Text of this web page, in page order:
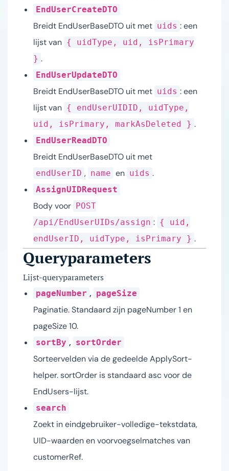
EndUserCreateDTO
Breidt EndUserBaseDTO uit met uids : een
lijst van { uidType, uid, isPrimary
} .
EndUserUpdateDTO
Breidt EndUserBaseDTO uit met uids : een
lijst van { endUserUIDID, uidType,
uid, isPrimary, markAsDeleted } .
EndUserReadDTO
Breidt EndUserBaseDTO uit met
endUserID , name en uids .
AssignUIDRequest
Body voor
POST
/api/EndUserUIDs/assign : { uid,
endUserID, uidType, isPrimary } .
Queryparameters
Lijst-queryparameters
pageNumber , pageSize
Paginatie. Standaard zijn pageNumber 1 en
pageSize 10.
sortBy , sortOrder
Sorteervelden via de gedeelde ApplySort-
helper. sortOrder is standaard asc voor de
EndUsers-lijst.
search
Zoekt in eindgebruiker-volledige-tekstdata,
UID-waarden en voorvoegselmatches van
customerRef.